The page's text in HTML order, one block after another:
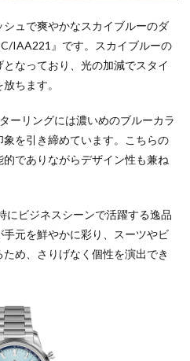
ュで爽やかなスカイブルーのダ
IAA221』です。スカイブルーの
なっており、光の加減でスタイ
ちます。
ーリングには濃いめのブルーカラ
を引き締めています。こちらの
でありながらデザイン性も兼ね
にビジネスシーンで活躍する逸品
元を鮮やかに彩り、スーツやビ
め、さりげなく個性を演出でき